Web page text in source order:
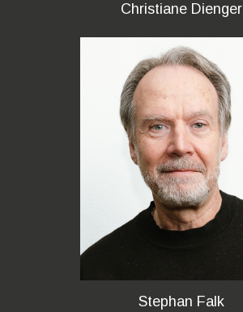
Christiane Dienger
Stephan Falk